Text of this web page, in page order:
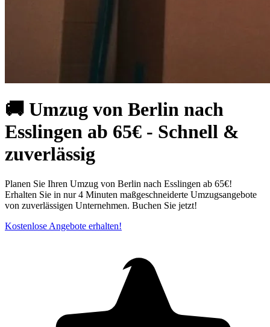
🚚 Umzug von Berlin nach
Esslingen ab 65€ - Schnell &
zuverlässig
Planen Sie Ihren Umzug von Berlin nach Esslingen ab 65€!
Erhalten Sie in nur 4 Minuten maßgeschneiderte Umzugsangebote
von zuverlässigen Unternehmen. Buchen Sie jetzt!
Kostenlose Angebote erhalten!